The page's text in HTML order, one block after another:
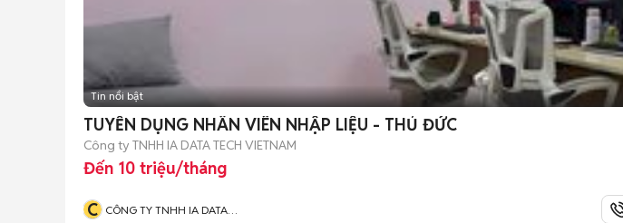
Tin nổi bật
TUYỂN DỤNG NHÂN VIÊN NHẬP LIỆU - THỦ ĐỨC
Công ty TNHH IA DATA TECH VIETNAM
Đến 10 triệu/tháng
C CÔNG TY TNHH IA DATA